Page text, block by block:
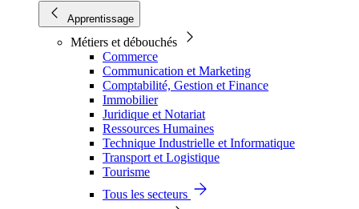
Apprentissage
Métiers et débouchés
Commerce
Communication et Marketing
Comptabilité, Gestion et Finance
Immobilier
Juridique et Notariat
Ressources Humaines
Technique Industrielle et Informatique
Transport et Logistique
Tourisme
Tous les secteurs